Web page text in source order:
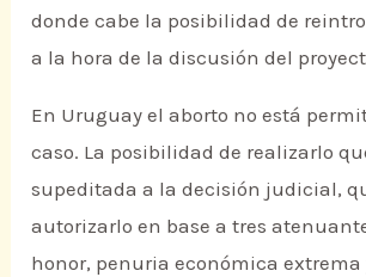
donde cabe la posibilidad de
a la hora de la discusión del
En Uruguay el aborto no está
caso. La posibilidad de realizarlo
supeditada a la decisión judicial,
autorizarlo en base a tres
honor, penuria económica extrema